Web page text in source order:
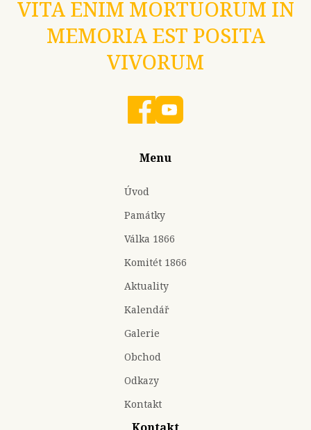
VITA ENIM MORTUORUM IN
MEMORIA EST POSITA
VIVORUM
Menu
Úvod
Památky
Válka 1866
Komitét 1866
Aktuality
Kalendář
Galerie
Obchod
Odkazy
Kontakt